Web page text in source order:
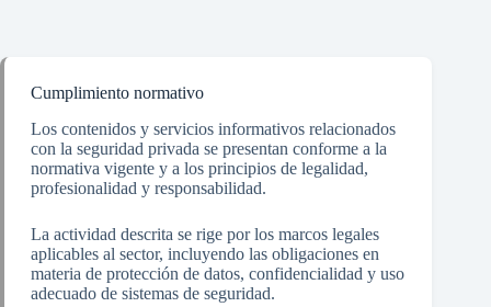
Cumplimiento normativo
Los contenidos y servicios informativos relacionados
con la seguridad privada se presentan conforme a la
normativa vigente y a los principios de legalidad,
profesionalidad y responsabilidad.
La actividad descrita se rige por los marcos legales
aplicables al sector, incluyendo las obligaciones en
materia de protección de datos, confidencialidad y uso
adecuado de sistemas de seguridad.